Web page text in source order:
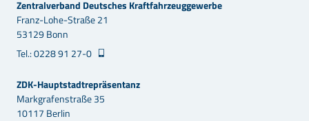
Zentralverband Deutsches Kraftfahrzeuggewerbe
Franz-Lohe-Straße 21
53129 Bonn
Tel.: 0228 91 27-0
ZDK-Hauptstadtrepräsentanz
Markgrafenstraße 35
10117 Berlin